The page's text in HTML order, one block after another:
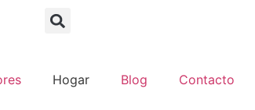
Hogar Blog Contacto